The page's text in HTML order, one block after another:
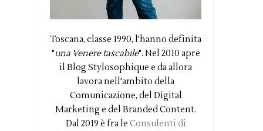
Toscana, classe 1990, l'hanno definita
"una Venere tascabile". Nel 2010 apre
il Blog Stylosophique e da allora
lavora nell'ambito della
Comunicazione, del Digital
Marketing e del Branded Content.
Dal 2019 è fra le Consulenti di